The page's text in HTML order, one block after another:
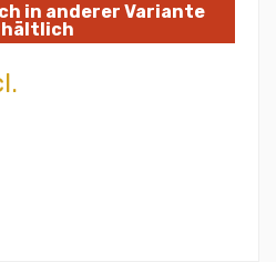
in anderer Variante